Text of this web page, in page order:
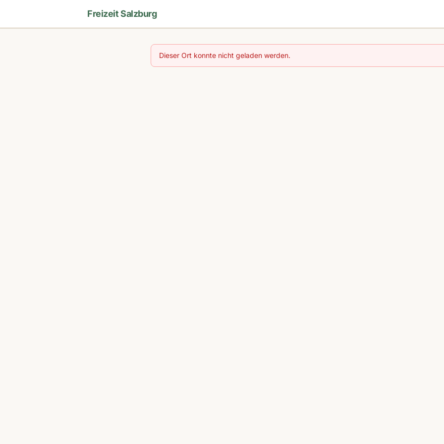
Freizeit Salzburg
Dieser Ort konnte nicht geladen werden.